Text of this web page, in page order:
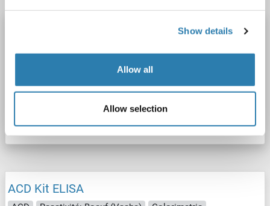
Show details
Allow all
Allow selection
Fiche technique Détails
ACD Kit ELISA